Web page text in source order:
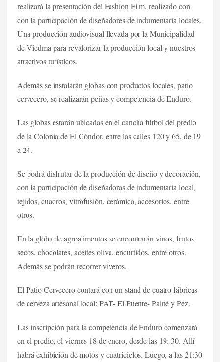
realizará la presentación del Fashion Film, realizado con
con la participación de diseñadores de indumentaria locales.
Una producción audiovisual llevada por la Municipalidad
de Viedma para revalorizar la producción local y nuestros
atractivos turísticos.
Además se instalarán globas con productos locales, patio
cervecero, se realizarán peñas y competencia de Enduro.
Las globas estarán ubicadas en el cancha fútbol del predio
de la Colonia de El Cóndor, entre las calles 120 y 65, de 19
a 24.
Se podrá disfrutar de la producción de diseño y decoración,
con la participación de diseñadoras de indumentaria local,
tejidos, cuadros, vitrofusión, cerámica, accesorios, entre
otros.
En la globa de agroalimentos se encontrarán vinos, frutos
secos, chocolates, aceites oliva, encurtidos, entre otros.
Además se podrán recorrer viveros.
El Patio Cervecero contará con un stand de cuatro fábricas
de cerveza artesanal local: PAT- El Puente- Painé y Pez.
Las inscripción para la competencia de Enduro comenzará
en el predio, el viernes 18 de enero, desde las 19: 30. Allí
habrá exhibición de motos y cuatriciclos. Luego, a las 21:30